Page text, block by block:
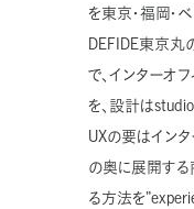
を東京・福岡・
DEFIDE東京丸
で、インターオ
を、設計は
UXの要はインタ
の奥に展開する
る方法を